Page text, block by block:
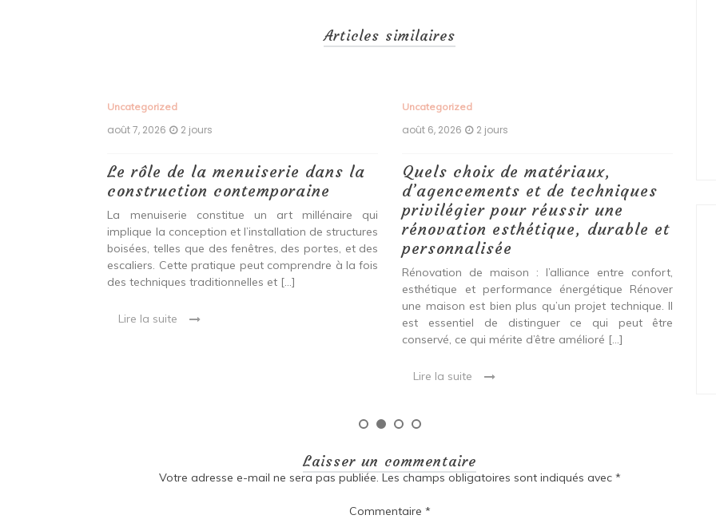
Articles similaires
Uncategorized
août 7, 2026 2 jours
Le rôle de la menuiserie dans la
construction contemporaine
La menuiserie constitue un art millénaire qui
implique la conception et l’installation de structures
boisées, telles que des fenêtres, des portes, et des
escaliers. Cette pratique peut comprendre à la fois
des techniques traditionnelles et […]
Lire la suite
Uncategorized
août 6, 2026 2 jours
Quels choix de matériaux,
d’agencements et de techniques
privilégier pour réussir une
rénovation esthétique, durable et
personnalisée
Rénovation de maison : l’alliance entre confort,
esthétique et performance énergétique Rénover
une maison est bien plus qu’un projet technique. Il
est essentiel de distinguer ce qui peut être
conservé, ce qui mérite d’être amélioré […]
Lire la suite
Laisser un commentaire
Votre adresse e-mail ne sera pas publiée. Les champs obligatoires sont indiqués avec *
Commentaire *